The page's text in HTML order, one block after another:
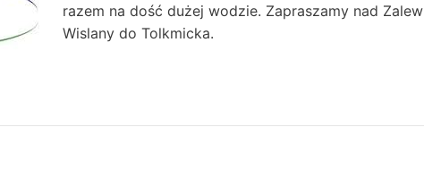
razem na dość dużej wodzie. Zapraszamy nad Zalew
Wislany do Tolkmicka.